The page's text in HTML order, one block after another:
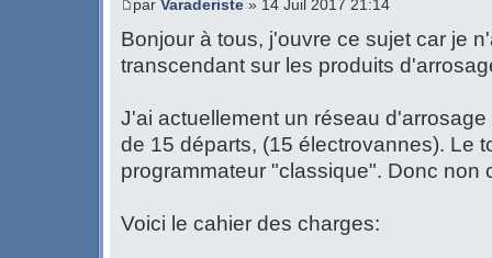
par Varaderiste » 14 Juil 2017 21:14
Bonjour à tous, j'ouvre ce sujet car je
transcendant sur les produits
J'ai actuellement un réseau
de 15 départs, (15 électrovannes). Le
programmateur "classique". Donc non
Voici le cahier des charges: